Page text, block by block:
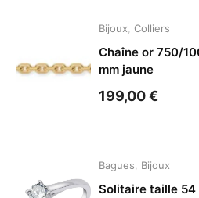
Bijoux Colliers
Chaîne or 750/
mm jaune
199,00€
Bagues Bijoux
Solitaire taille